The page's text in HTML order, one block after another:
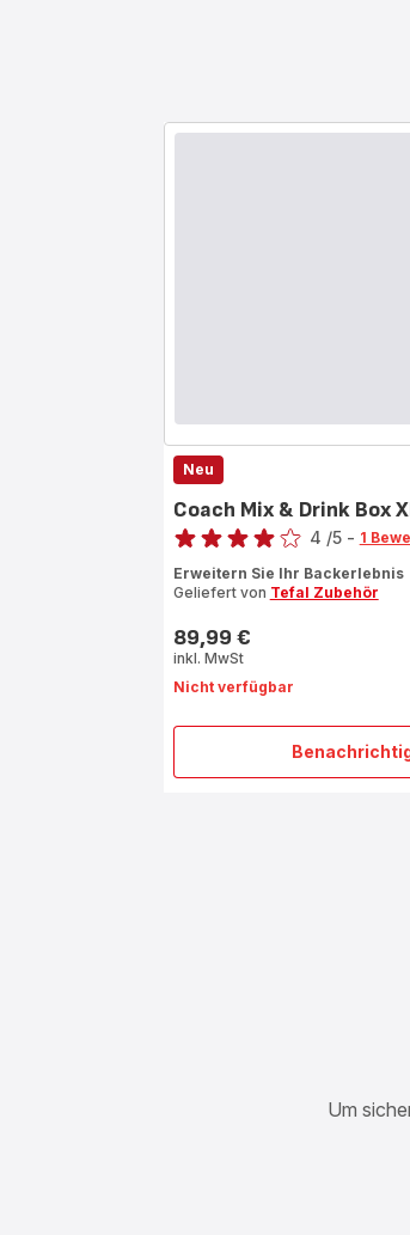
Neu
Coach Mix & Drink Box
Bewertung
mit
Sternen
(Durchschnitt)
4 /5 - 1
Erweitern Sie Ihr Backerlebnis
Geliefert von Tefal Zubehör
Preis
89,99 €
inkl. MwSt
Nicht verfügbar
Um